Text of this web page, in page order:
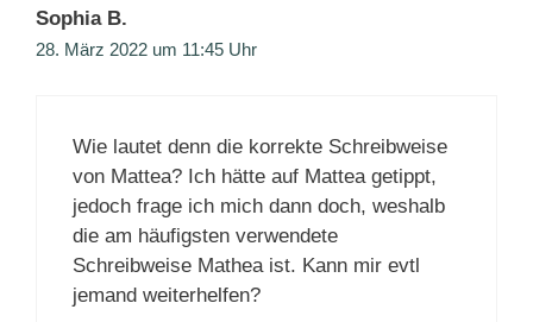
Sophia B.
28. März 2022 um 11:45 Uhr
Wie lautet denn die korrekte Schreibweise
von Mattea? Ich hätte auf Mattea getippt,
jedoch frage ich mich dann doch, weshalb
die am häufigsten verwendete
Schreibweise Mathea ist. Kann mir evtl
jemand weiterhelfen?